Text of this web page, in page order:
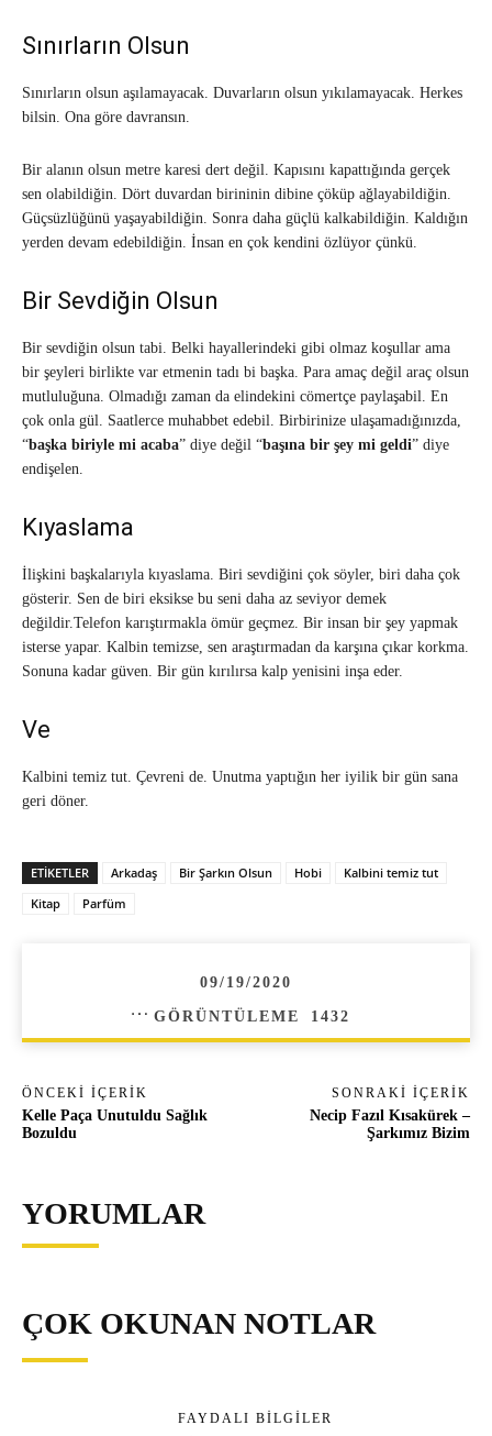
Sınırların Olsun
Sınırların olsun aşılamayacak. Duvarların olsun yıkılamayacak. Herkes
bilsin. Ona göre davransın.
Bir alanın olsun metre karesi dert değil. Kapısını kapattığında gerçek
sen olabildiğin. Dört duvardan birininin dibine çöküp ağlayabildiğin.
Güçsüzlüğünü yaşayabildiğin. Sonra daha güçlü kalkabildiğin. Kaldığın
yerden devam edebildiğin. İnsan en çok kendini özlüyor çünkü.
Bir Sevdiğin Olsun
Bir sevdiğin olsun tabi. Belki hayallerindeki gibi olmaz koşullar ama
bir şeyleri birlikte var etmenin tadı bi başka. Para amaç değil araç olsun
mutluluğuna. Olmadığı zaman da elindekini cömertçe paylaşabil. En
çok onla gül. Saatlerce muhabbet edebil. Birbirinize ulaşamadığınızda,
“başka biriyle mi acaba” diye değil “başına bir şey mi geldi” diye
endişelen.
Kıyaslama
İlişkini başkalarıyla kıyaslama. Biri sevdiğini çok söyler, biri daha çok
gösterir. Sen de biri eksikse bu seni daha az seviyor demek
değildir.Telefon karıştırmakla ömür geçmez. Bir insan bir şey yapmak
isterse yapar. Kalbin temizse, sen araştırmadan da karşına çıkar korkma.
Sonuna kadar güven. Bir gün kırılırsa kalp yenisini inşa eder.
Ve
Kalbini temiz tut. Çevreni de. Unutma yaptığın her iyilik bir gün sana
geri döner.
ETIKETLER Arkadaş Bir Şarkın Olsun Hobi
Kalbini temiz tut
Kitap
Parfüm
09/19/2020
GÖRÜNTÜLEME 1432
ÖNCEKI İÇERIK
Kelle Paça Unutuldu Sağlık
Bozuldu
SONRAKI İÇERIK
Necip Fazıl Kısakürek –
Şarkımız Bizim
YORUMLAR
ÇOK OKUNAN NOTLAR
FAYDALI BILGILER